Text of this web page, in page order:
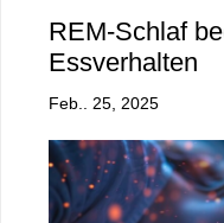
REM-Schlaf
Essverhalten
Feb.. 25, 2025